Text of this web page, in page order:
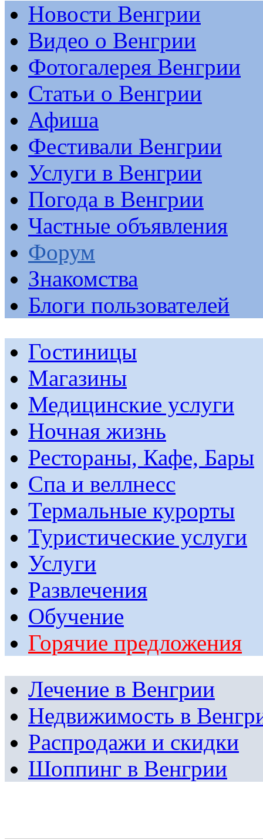
Новости Венгрии
Видео о Венгрии
Фотогалерея Венгрии
Статьи о Венгрии
Афиша
Фестивали Венгрии
Услуги в Венгрии
Погода в Венгрии
Частные объявления
Форум
Знакомства
Блоги пользователей
Гостиницы
Магазины
Медицинские услуги
Ночная жизнь
Рестораны, Кафе, Бары
Спа и веллнесс
Термальные курорты
Туристические услуги
Услуги
Развлечения
Обучение
Горячие предложения
Лечение в Венгрии
Недвижимость в
Распродажи и скидки
Шоппинг в Венгрии